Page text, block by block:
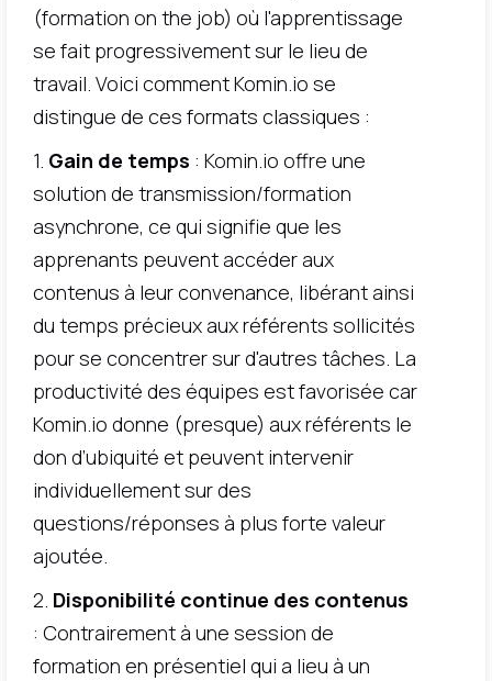
(formation on the job) où l'apprentissage
se fait progressivement sur le lieu de
travail. Voici comment Komin.io se
distingue de ces formats classiques :
1. Gain de temps : Komin.io offre une
solution de transmission/formation
asynchrone, ce qui signifie que les
apprenants peuvent accéder aux
contenus à leur convenance, libérant ainsi
du temps précieux aux référents sollicités
pour se concentrer sur d'autres tâches. La
productivité des équipes est favorisée car
Komin.io donne (presque) aux référents le
don d’ubiquité et peuvent intervenir
individuellement sur des
questions/réponses à plus forte valeur
ajoutée.
2. Disponibilité continue des contenus
: Contrairement à une session de
formation en présentiel qui a lieu à un